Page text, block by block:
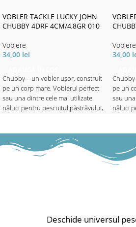
VOBLER TACKLE LUCKY JOHN
CHUBBY 4DRF 4CM/4,8GR 010
Voblere
34,00 lei
Chubby – un vobler ușor, construit
pe un corp mare. Voblerul perfect
sau una dintre cele mai utilizate
năluci pentru pescuitul păstrăvului,
pana la 1.5 metri adâncime prin
recuperări lente sau rapide. Va
funcționa oriunde, în orice moment.
Voblere
34,00
pe un
sau
năluci
pana
sinking;
Deschide universul